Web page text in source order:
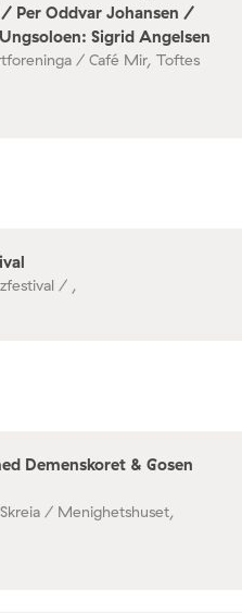
Per Oddvar Johansen /
Sigrid Angelsen
/ Café Mir, Toftes
/ ,
Demenskoret & Gosen
/ Menighetshuset,